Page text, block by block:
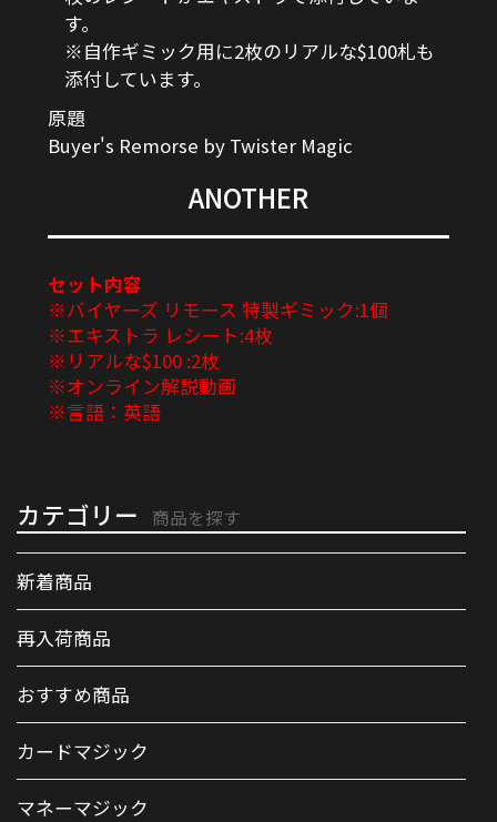
カテゴリー 商品を探す
新着商品
再入荷商品
おすすめ商品
カードマジック
マネーマジック
す。
※自作ギミック用に2枚のリアルな$100札も
添付しています。
原題
Buyer's Remorse by Twister Magic
ANOTHER
セット内容
※バイヤーズ リモース 特製ギミック:1個
※エキストラ レシート:4枚
※リアルな$100 :2枚
※オンライン解説動画
※言語：英語